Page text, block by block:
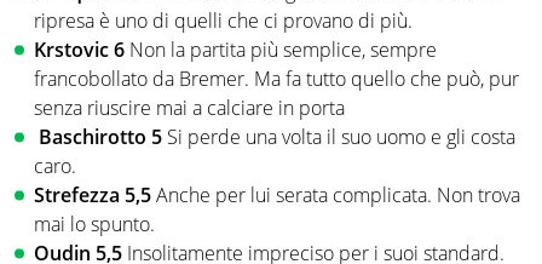
ripresa è uno di quelli che ci provano di più.
Krstovic 6 Non la partita più semplice, sempre
francobollato da Bremer. Ma fa tutto quello che può, pur
senza riuscire mai a calciare in porta
Baschirotto 5 Si perde una volta il suo uomo e gli costa
caro.
Strefezza 5,5Anche per lui serata complicata. Non trova
mai lo spunto.
Oudin 5,5 Insolitamente impreciso per i suoi standard.